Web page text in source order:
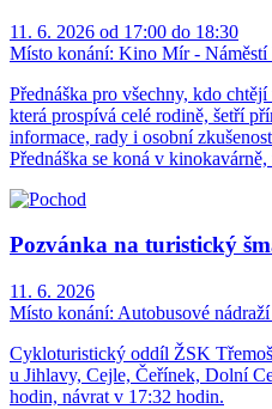
11. 6. 2026 od 17:00 do 18:30
Místo konání: Kino Mír - Náměstí
Přednáška pro všechny, kdo
která prospívá celé rodině, šetří
informace, rady i osobní
Přednáška se koná v
Pozvánka na turistický
11. 6. 2026
Místo konání: Autobusové
Cykloturistický oddíl ŽSK
u Jihlavy, Cejle, Čeřínek, Dolní
hodin, návrat v 17:32 hodin.